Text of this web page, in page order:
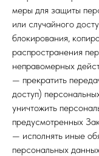
меры для защиты
или случайного
блокирования,
распространения
неправомерных
— прекратить
доступ)
уничтожить
предусмотренных
— исполнять иные
персональных